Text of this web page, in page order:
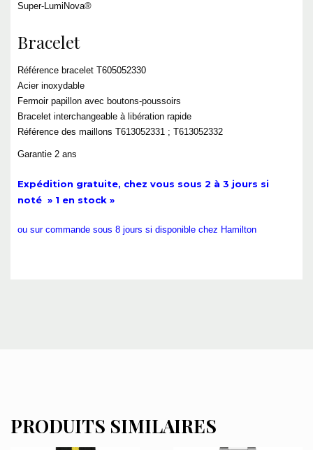
Super-LumiNova®
Bracelet
Référence bracelet T605052330
Acier inoxydable
Fermoir papillon avec boutons-poussoirs
Bracelet interchangeable à libération rapide
Référence des maillons T613052331 ; T613052332
Garantie 2 ans
Expédition gratuite, chez vous sous 2 à 3 jours si
noté » 1 en stock »
ou sur commande sous 8 jours si disponible chez Hamilton
PRODUITS SIMILAIRES